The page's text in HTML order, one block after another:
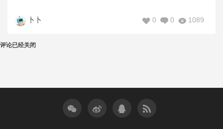
卜卜 1089
0
0
评论已经关闭